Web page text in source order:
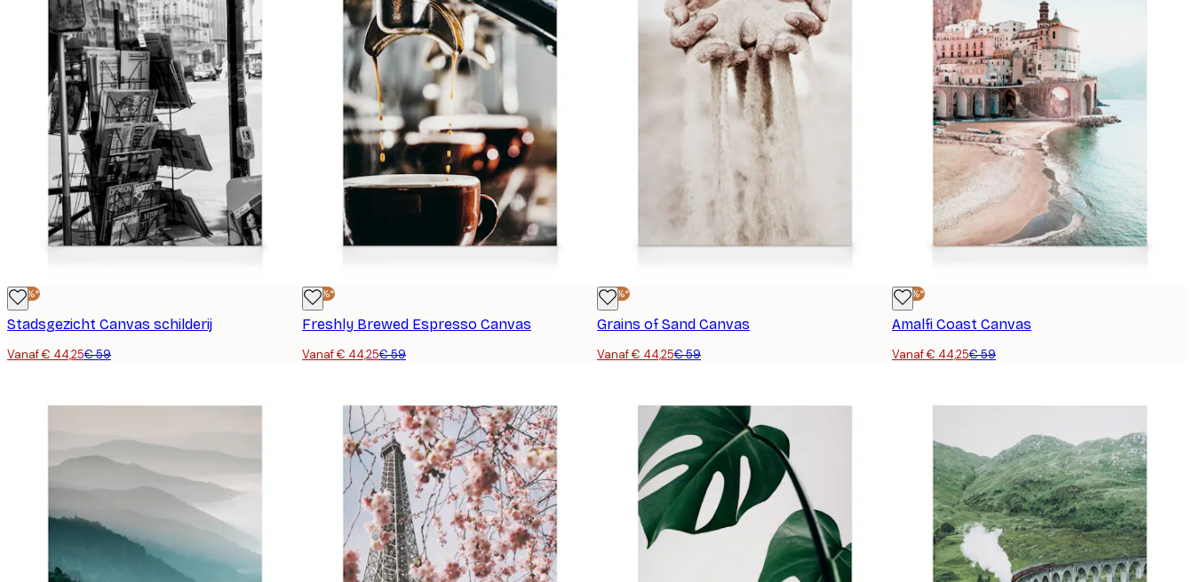
-25%*
Stadsgezicht Canvas schilderij
Vanaf € 44,25€ 59
-25%*
Freshly Brewed Espresso Canvas
Vanaf € 44,25€ 59
-25%*
Grains of Sand Canvas
Vanaf € 44,25€ 59
-25%*
Amalfi Coast Canvas
Vanaf € 44,25€ 59